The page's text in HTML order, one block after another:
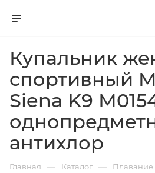
Купальник
спортивный
Siena K9
антихлор
Главная — Каталог — Плавание